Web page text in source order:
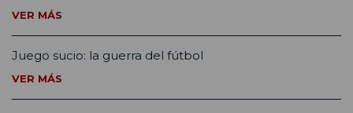
VER MÁS
Juego sucio: la guerra del fútbol
VER MÁS